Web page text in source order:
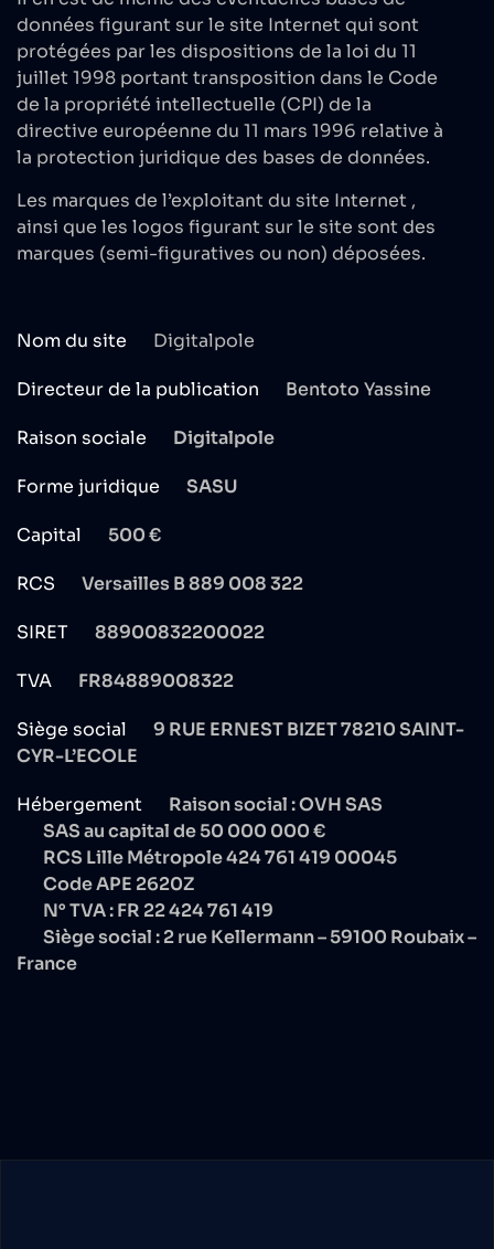
données figurant sur le site Internet qui sont
protégées par les dispositions de la loi du 11
juillet 1998 portant transposition dans le Code
de la propriété intellectuelle (CPI) de la
directive européenne du 11 mars 1996 relative à
la protection juridique des bases de données.
Les marques de l’exploitant du site Internet ,
ainsi que les logos figurant sur le site sont des
marques (semi-figuratives ou non) déposées.
Nom du site Digitalpole
Directeur de la publication Bentoto Yassine
Raison sociale Digitalpole
Forme juridique SASU
Capital 500 €
RCS Versailles B 889 008 322
SIRET 88900832200022
TVA FR84889008322
Siège social
9 RUE ERNEST BIZET 78210 SAINT-
CYR-L’ECOLE
Hébergement
Raison social : OVH SAS
SAS au capital de 50 000 000 €
RCS Lille Métropole 424 761 419 00045
Code APE 2620Z
N° TVA : FR 22 424 761 419
Siège social : 2 rue Kellermann – 59100 Roubaix –
France